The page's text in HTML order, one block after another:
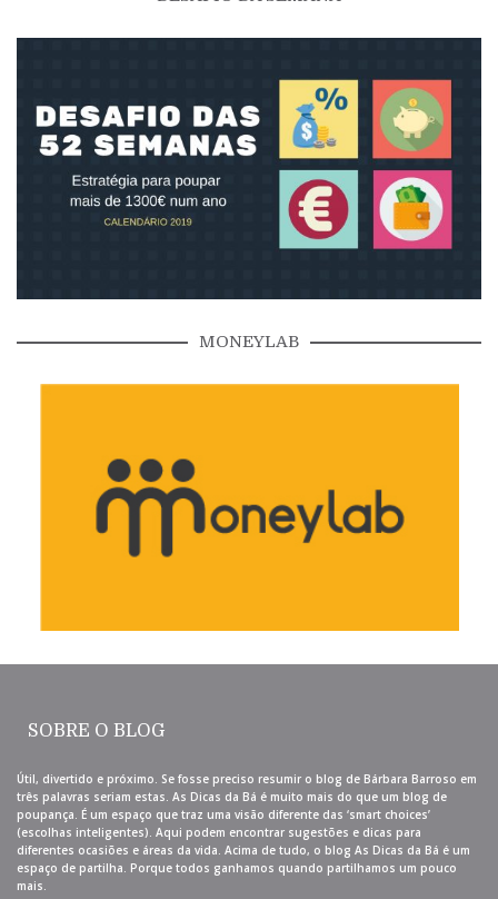
MONEYLAB
SOBRE O BLOG
Útil, divertido e próximo. Se fosse preciso resumir o blog de Bárbara Barroso em
três palavras seriam estas. As Dicas da Bá é muito mais do que um blog de
poupança. É um espaço que traz uma visão diferente das ‘smart choices’
(escolhas inteligentes). Aqui podem encontrar sugestões e dicas para
diferentes ocasiões e áreas da vida. Acima de tudo, o blog As Dicas da Bá é um
espaço de partilha. Porque todos ganhamos quando partilhamos um pouco
mais.